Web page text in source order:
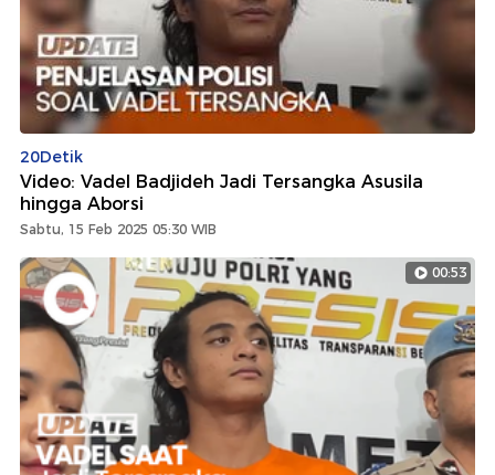
20Detik
Video: Vadel Badjideh Jadi Tersangka Asusila
hingga Aborsi
Sabtu, 15 Feb 2025 05:30 WIB
00:53